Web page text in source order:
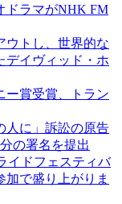
ドラマがNHK FM
ウトし、世界的な
デイヴィッド・ホ
ー賞受賞、トラン
人に」訴訟の原告
の署名を提出
イドフェスティバ
加で盛り上がりま